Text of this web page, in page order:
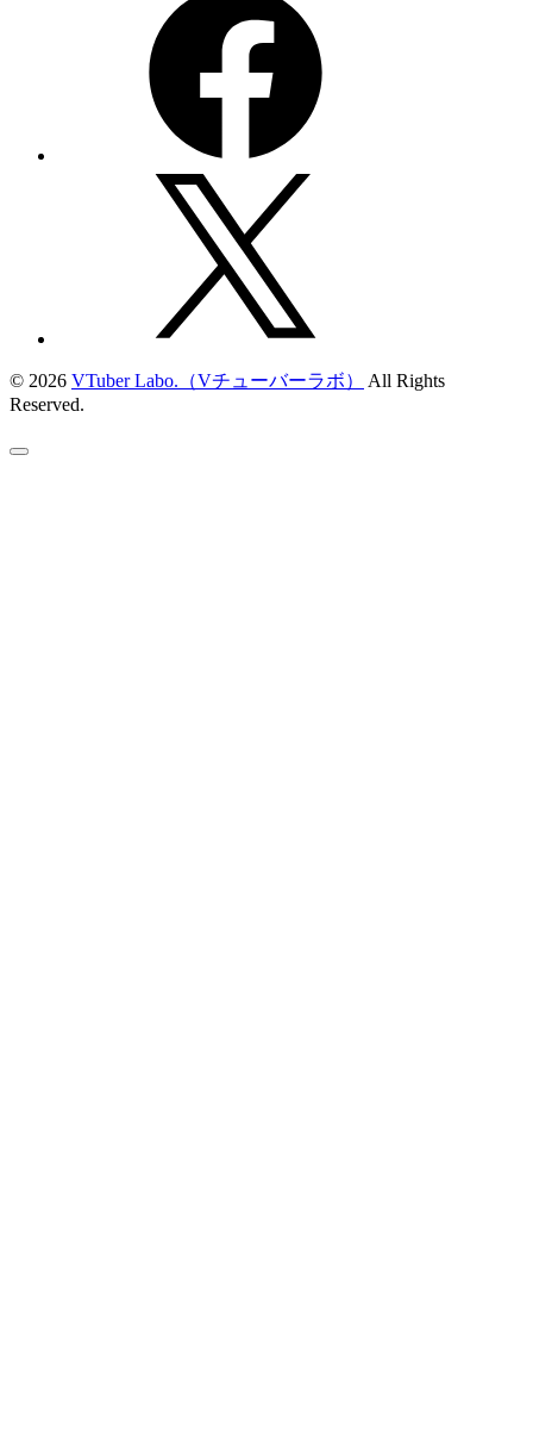
© 2026 VTuber Labo.（Vチューバーラボ）
All Rights
Reserved.